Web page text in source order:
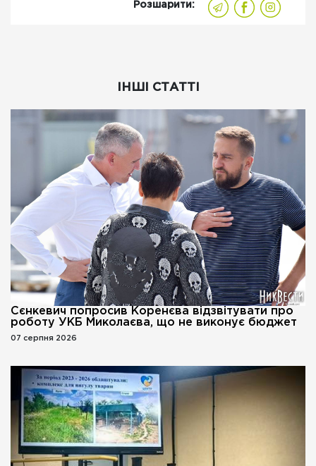
Розшарити:
ІНШІ СТАТТІ
Сєнкевич попросив Коренєва відзвітувати про
роботу УКБ Миколаєва, що не виконує бюджет
07 серпня 2026